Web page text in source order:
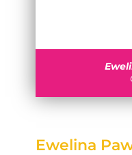
Ewelina